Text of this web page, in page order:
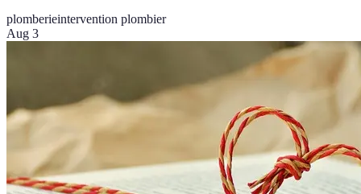
plomberieintervention plombier
Aug 3